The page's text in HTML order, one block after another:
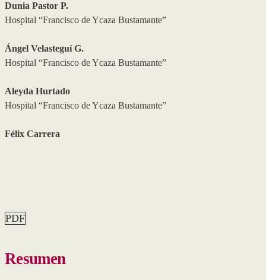
Dunia Pastor P.
Hospital “Francisco de Ycaza Bustamante”
Ángel Velasteguí G.
Hospital “Francisco de Ycaza Bustamante”
Aleyda Hurtado
Hospital “Francisco de Ycaza Bustamante”
Félix Carrera
PDF
Resumen